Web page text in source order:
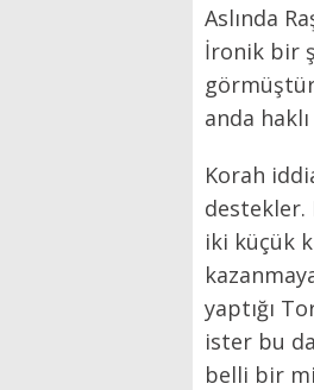
Aslında
İronik bir
anda
Korah
destekler.
iki küçük
yaptığı
ister bu
belli bir